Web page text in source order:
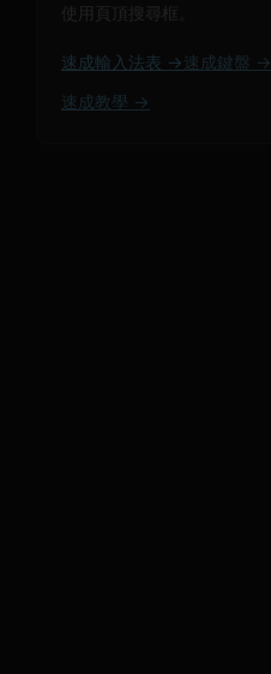
使用頁頂搜尋框。
速成輸入法表 → 速成鍵盤 →
速成教學 →